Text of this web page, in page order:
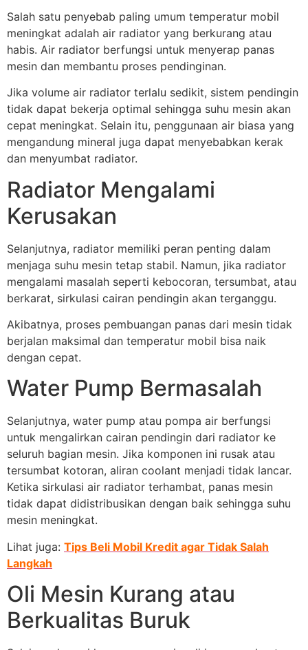
Salah satu penyebab paling umum temperatur mobil
meningkat adalah air radiator yang berkurang atau
habis. Air radiator berfungsi untuk menyerap panas
mesin dan membantu proses pendinginan.
Jika volume air radiator terlalu sedikit, sistem pendingin
tidak dapat bekerja optimal sehingga suhu mesin akan
cepat meningkat. Selain itu, penggunaan air biasa yang
mengandung mineral juga dapat menyebabkan kerak
dan menyumbat radiator.
Radiator Mengalami
Kerusakan
Selanjutnya, radiator memiliki peran penting dalam
menjaga suhu mesin tetap stabil. Namun, jika radiator
mengalami masalah seperti kebocoran, tersumbat, atau
berkarat, sirkulasi cairan pendingin akan terganggu.
Akibatnya, proses pembuangan panas dari mesin tidak
berjalan maksimal dan temperatur mobil bisa naik
dengan cepat.
Water Pump Bermasalah
Selanjutnya, water pump atau pompa air berfungsi
untuk mengalirkan cairan pendingin dari radiator ke
seluruh bagian mesin. Jika komponen ini rusak atau
tersumbat kotoran, aliran coolant menjadi tidak lancar.
Ketika sirkulasi air radiator terhambat, panas mesin
tidak dapat didistribusikan dengan baik sehingga suhu
mesin meningkat.
Lihat juga: Tips Beli Mobil Kredit agar Tidak Salah
Langkah
Oli Mesin Kurang atau
Berkualitas Buruk